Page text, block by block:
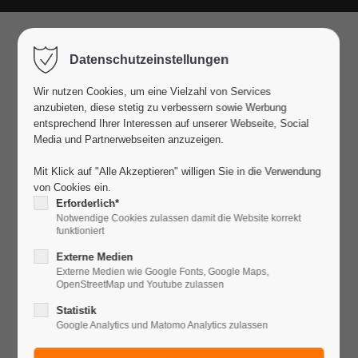
Der Eintrag "offcanvas-col1" existiert
leider nicht.
Der Eintrag "offcanvas-col2" existiert
leider nicht.
Der Eintrag "offcanvas-col3" existiert
leider nicht.
Der Eintrag "offcanvas-col4" existiert
leider nicht.
Datenschutzeinstellungen
Wir nutzen Cookies, um eine Vielzahl von Services
anzubieten, diese stetig zu verbessern sowie Werbung
entsprechend Ihrer Interessen auf unserer Webseite, Social
Media und Partnerwebseiten anzuzeigen.
Mit Klick auf "Alle Akzeptieren" willigen Sie in die Verwendung
von Cookies ein.
Erforderlich*
Notwendige Cookies zulassen damit die Website korrekt
funktioniert
Externe Medien
Externe Medien wie Google Fonts, Google Maps,
OpenStreetMap und Youtube zulassen
Statistik
Google Analytics und Matomo Analytics zulassen